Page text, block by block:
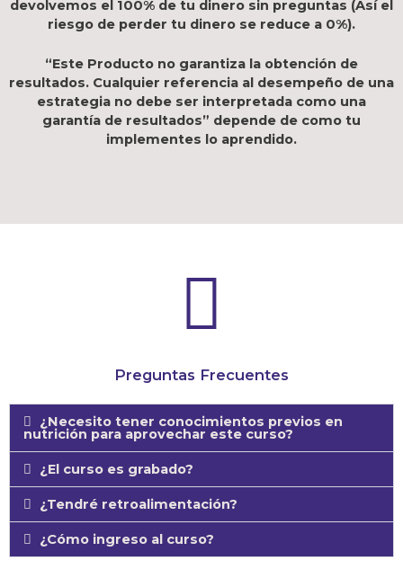
devolvemos el 100% de tu dinero sin preguntas (Así el
riesgo de perder tu dinero se reduce a 0%).
“Este Producto no garantiza la obtención de
resultados. Cualquier referencia al desempeño de una
estrategia no debe ser interpretada como una
garantía de resultados” depende de como tu
implementes lo aprendido.
Preguntas Frecuentes
¿Necesito tener conocimientos previos en
nutrición para aprovechar este curso?
¿El curso es grabado?
¿Tendré retroalimentación?
¿Cómo ingreso al curso?